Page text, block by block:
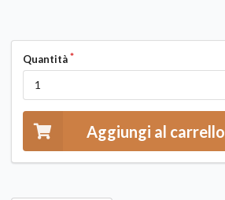
Quantità
Aggiungi al carrello